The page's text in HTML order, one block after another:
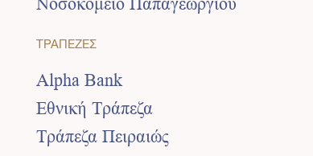
ΤΡΑΠΕΖΕΣ
Alpha Bank
Εθνική Τράπεζα
Τράπεζα Πειραιώς